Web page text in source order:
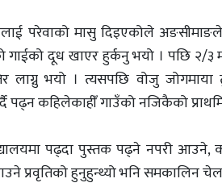
परेवाको मासु दिइएकोले
गाईको दूध खाएर हुर्कनु भयो । पछि २/
लाग्नु भयो । त्यसपछि वोजु
पढ्न कहिलेकाहीँ गाउँको नजिकैको
पढ्दा पुस्तक पढ्ने नपरी आउने,
प्रवृतिको हुनुहुन्थ्यो भनि समकालिन